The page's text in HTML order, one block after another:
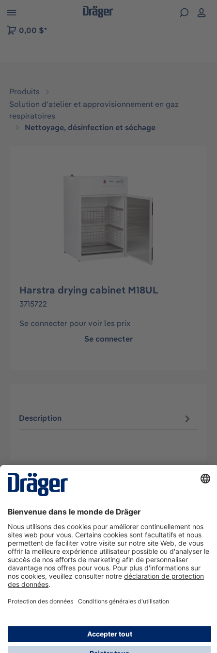
to B2B platform navigation
0,00 $*
Produits
Solution d'atelier et approvisionnement en gaz
respiratoires
Nettoyage, désinfection et séchage
Harstra drying cabinet M18UL
3715722
Se connecter pour voir les prix
Se connecter
Description
La technologie
Nous contacter
A propos de Dräger
Informations
*Les taxes et les frais d'expédition ne sont pas inclus